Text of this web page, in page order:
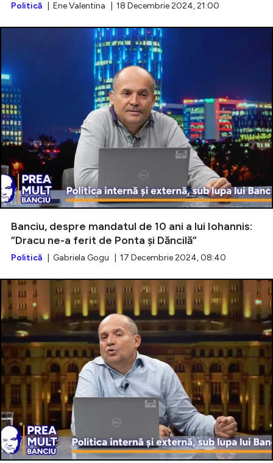
Politică | Ene Valentina | 18 Decembrie 2024, 21:00
Banciu, despre mandatul de 10 ani a lui Iohannis:
”Dracu ne-a ferit de Ponta și Dăncilă”
Politică | Gabriela Gogu | 17 Decembrie 2024, 08:40